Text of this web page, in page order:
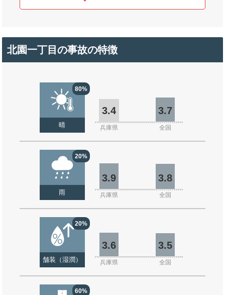
北園一丁目の事故の特徴
80%
晴
3.4 3.7
兵庫県 全国
20%
雨
3.9 3.8
兵庫県 全国
20%
舗装（湿潤）
3.6 3.5
兵庫県 全国
60%